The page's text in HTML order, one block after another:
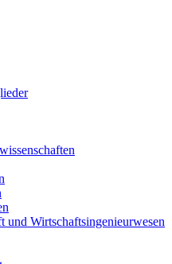
und Wirtschaftsingenieurwesen